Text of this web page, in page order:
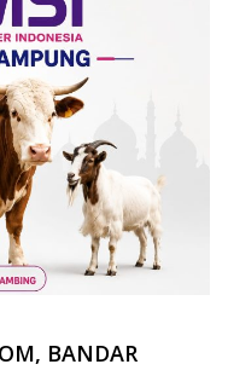
BANDAR